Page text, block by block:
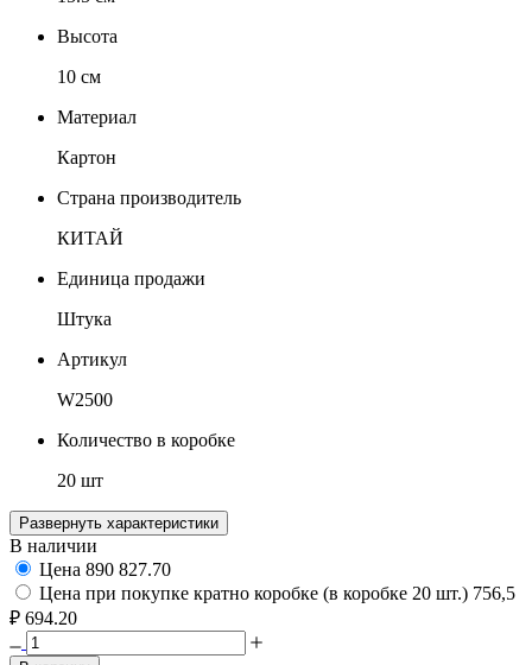
Высота
10 см
Материал
Картон
Страна производитель
КИТАЙ
Единица продажи
Штука
Артикул
W2500
Количество в коробке
20 шт
Развернуть характеристики
В наличии
Цена 890 827.70
Цена при покупке кратно коробке (в коробке 20 шт.) 756,5
₽ 694.20